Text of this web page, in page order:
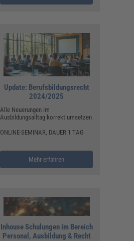
Update: Berufsbildungsrecht
2024/2025
Alle Neuerungen im
Ausbildungsalltag korrekt umsetzen
ONLINE-SEMINAR, DAUER 1 TAG
Mehr erfahren
Inhouse Schulungen im Bereich
Personal, Ausbildung & Recht